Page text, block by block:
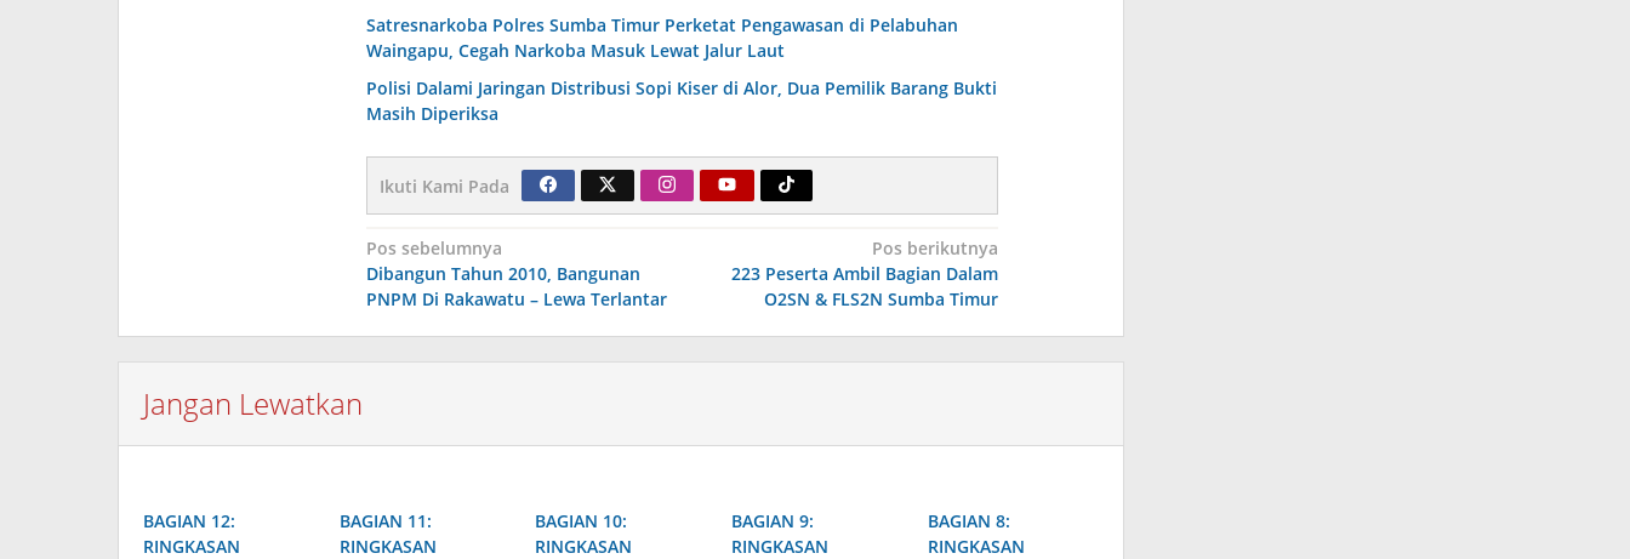
Satresnarkoba Polres Sumba Timur Perketat Pengawasan di Pelabuhan
Waingapu, Cegah Narkoba Masuk Lewat Jalur Laut
Polisi Dalami Jaringan Distribusi Sopi Kiser di Alor, Dua Pemilik Barang Bukti
Masih Diperiksa
Ikuti Kami Pada
Navigasi
pos
Pos sebelumnya
Dibangun Tahun 2010, Bangunan
PNPM Di Rakawatu – Lewa Terlantar
Pos berikutnya
223 Peserta Ambil Bagian Dalam
O2SN & FLS2N Sumba Timur
Jangan Lewatkan
BAGIAN 12:
RINGKASAN
BAGIAN 11:
RINGKASAN
BAGIAN 10:
RINGKASAN
BAGIAN 9:
RINGKASAN
BAGIAN 8:
RINGKASAN